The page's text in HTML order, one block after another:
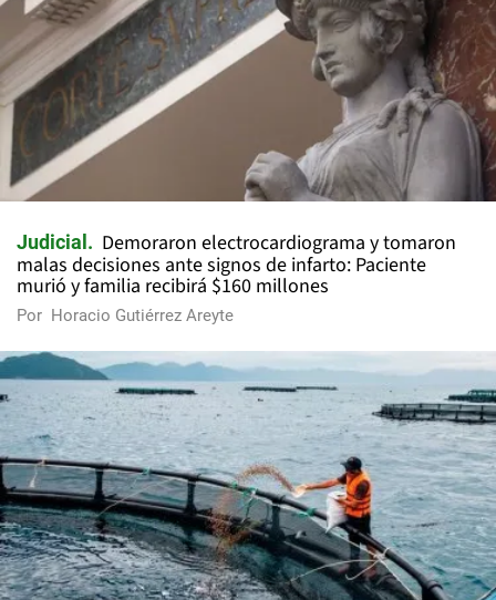
Judicial
Demoraron electrocardiograma y tomaron
malas decisiones ante signos de infarto: Paciente
murió y familia recibirá $160 millones
Por Horacio Gutiérrez Areyte